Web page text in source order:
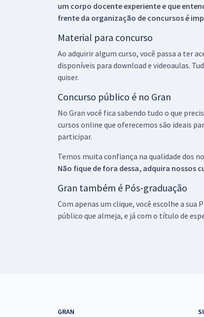
um corpo docente experiente e que
frente da organização de concursos é
Material para concurso
Ao adquirir algum curso, você passa a ter
disponíveis para download e videoaulas.
quiser.
Concurso público é no Gran
No Gran você fica sabendo tudo o que
cursos online que oferecemos são ideais
participar.
Temos muita confiança na qualidade dos
Não fique de fora dessa, adquira nossos
Gran também é Pós-graduação
Com apenas um clique, você escolhe a
público que almeja, e já com o título de
GRAN